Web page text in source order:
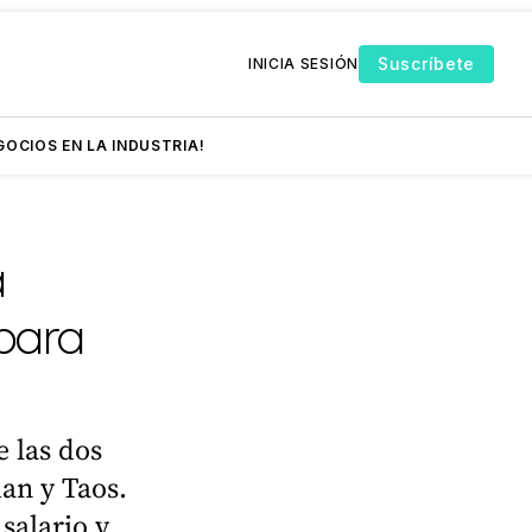
INICIA SESIÓN Suscríbete
EN LA INDUSTRIA!
las dos
y Taos.